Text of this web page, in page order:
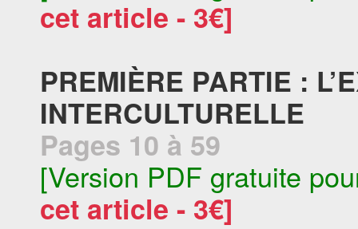
cet article - 3€]
PREMIÈRE PARTIE :
INTERCULTURELLE
Pages 10 à 59
[Version PDF gratuite
cet article - 3€]